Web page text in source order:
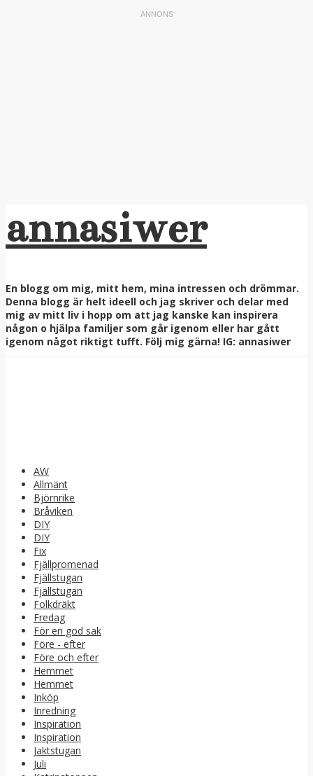
annasiwer
En blogg om mig, mitt hem, mina intressen och drömmar.
Denna blogg är helt ideell och jag skriver och delar med
mig av mitt liv i hopp om att jag kanske kan inspirera
någon o hjälpa familjer som går igenom eller har gått
igenom något riktigt tufft. Följ mig gärna! IG: annasiwer
AW
Allmänt
Björnrike
Bråviken
DIY
DIY
Fix
Fjällpromenad
Fjällstugan
Fjällstugan
Folkdräkt
Fredag
För en god sak
Före - efter
Före och efter
Hemmet
Hemmet
Inköp
Inredning
Inspiration
Inspiration
Jaktstugan
Juli